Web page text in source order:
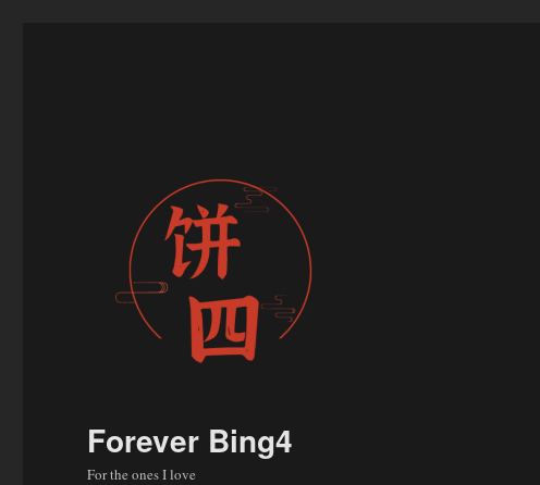
Forever Bing4
For the ones I love